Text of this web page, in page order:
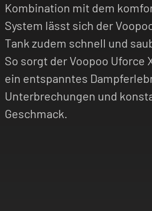
Kombination mit dem
System lässt sich der
Tank zudem schnell und
So sorgt der Voopoo Uforce
ein entspanntes
Unterbrechungen und
Geschmack.